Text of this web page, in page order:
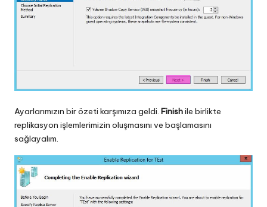
Ayarlarımızın bir özeti karşımıza geldi. Finishile birlikte
replikasyon işlemlerimizin oluşmasını ve başlamasını
sağlayalım.